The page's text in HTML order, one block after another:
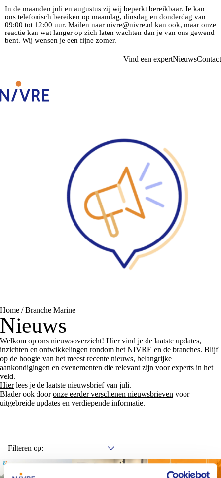
In de maanden juli en augustus zij wij beperkt bereikbaar. Je kan
ons telefonisch bereiken op maandag, dinsdag en donderdag van
09:00 tot 12:00 uur. Mailen naar nivre@nivre.nl kan ook, maar onze
reactie kan wat langer op zich laten wachten dan je van ons gewend
bent. Wij wensen je een fijne zomer.
Vind een expertNieuwsContact
Home /Branche Marine
Nieuws
Welkom op ons nieuwsoverzicht! Hier vind je de laatste updates,
inzichten en ontwikkelingen rondom het NIVRE en de branches. Blijf
op de hoogte van het meest recente nieuws, belangrijke
aankondigingen en evenementen die relevant zijn voor experts in het
veld.
Hierlees je de laatste nieuwsbrief van juli.
Blader ook dooronze eerder verschenen nieuwsbrieven voor
uitgebreide updates en verdiepende informatie.
Filteren op: